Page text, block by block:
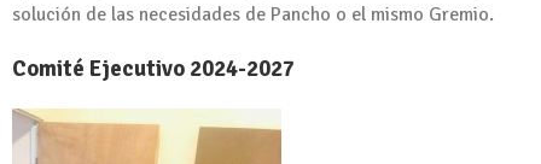
solución de las necesidades de Pancho o el mismo Gremio.
Comité Ejecutivo 2024-2027